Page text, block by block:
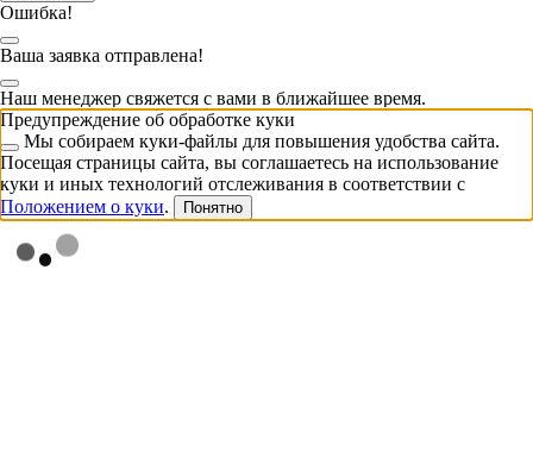
Ошибка!
Ваша заявка отправлена!
Наш менеджер свяжется с вами в ближайшее время.
Предупреждение об обработке куки
Мы собираем куки-файлы для повышения удобства сайта.
Посещая страницы сайта, вы соглашаетесь на использование
куки и иных технологий отслеживания в соответствии с
Положением о куки. Понятно